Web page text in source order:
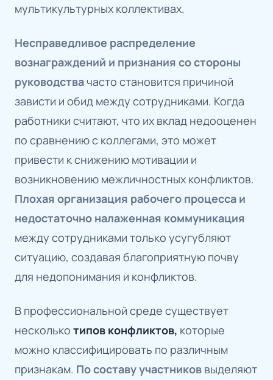
мультикультурных коллективах.
Несправедливое распределение
вознаграждений и признания со стороны
руководствачасто становится причиной
зависти и обид между сотрудниками. Когда
работники считают, что их вклад недооценен
по сравнению с коллегами, это может
привести к снижению мотивации и
возникновению межличностных конфликтов.
Плохая организация рабочего процесса и
недостаточно налаженная коммуникация
между сотрудниками только усугубляют
ситуацию, создавая благоприятную почву
для недопонимания и конфликтов.
В профессиональной среде существует
несколько типов конфликтов, которые
можно классифицировать по различным
признакам. По составу участников выделяют